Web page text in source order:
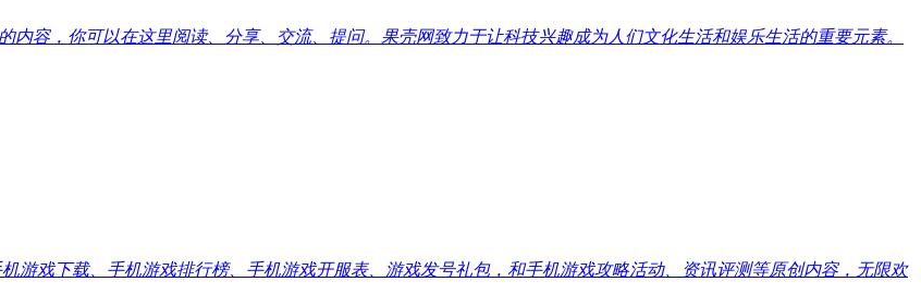
容，你可以在这里阅读、分享、交流、提问。果壳网致力于让科技兴趣成为人们文化生活和娱乐生活的重要元素。
游戏下载、手机游戏排行榜、手机游戏开服表、游戏发号礼包，和手机游戏攻略活动、资讯评测等原创内容，无限欢